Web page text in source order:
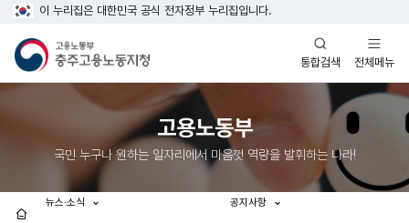
이 누리집은 대한민국 공식 전자정부 누리집입니다.
통합검색
열기
전체메뉴
열기
고용노동부
국민 누구나 원하는 일자리에서 마음껏 역량을 발휘하는 나라!
뉴스·소식 공지사항